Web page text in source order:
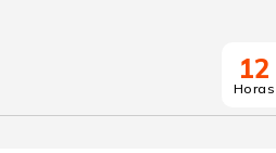
12
Horas